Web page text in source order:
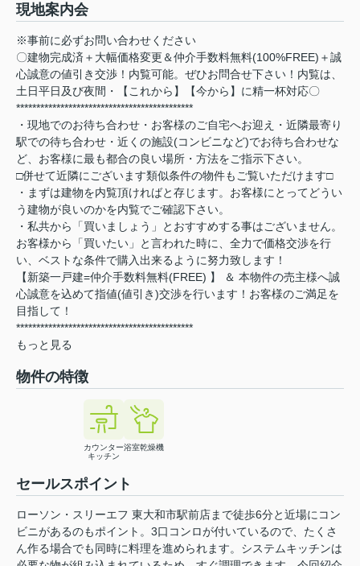
現地案内会
※事前に必ずお問い合わせください
〇建物完成済＋大幅価格変更＆仲介手数料無料(100%FREE)＋誠
心誠意の値引き交渉！内覧可能。ぜひお問合せ下さい！内覧は、
土日平日及び夜間・【これから】【今から】に精一杯対応〇
********************************************
・現地でのお待ち合わせ・お客様のご自宅へお迎え・近隣最寄り
駅での待ち合わせ・近くの施設(コンビニなど)でお待ち合わせな
ど、お客様に最も都合の良い場所・方法をご指示下さい。
□併せて近隣にございます類似条件の物件もご覧いただけます□
・まずは建物を内覧頂ければと存じます。お客様にとってどうい
う建物が良いのかを内覧でご確認下さい。
・私共から「買いましょう」とおすすめする事はございません。
お客様から「買いたい」と言われた時に、全力で価格交渉を行
い、ベストな条件で購入出来るように努力致します！
【新築一戸建=仲介手数料無料(FREE) 】 ＆ 本物件の売主様へ誠
心誠意を込めて指値(値引き)交渉を行います！お客様のご満足を
目指して！
********************************************
もっと見る
物件の特徴
カウンター
キッチン
浴室乾燥機
セールスポイント
ローソン・スリーエフ 東大和市駅前店まで徒歩6分と近場にコン
ビニがあるのもポイント。3口コンロが付いているので、たくさ
ん作る場合でも同時に料理を進められます。システムキッチンは